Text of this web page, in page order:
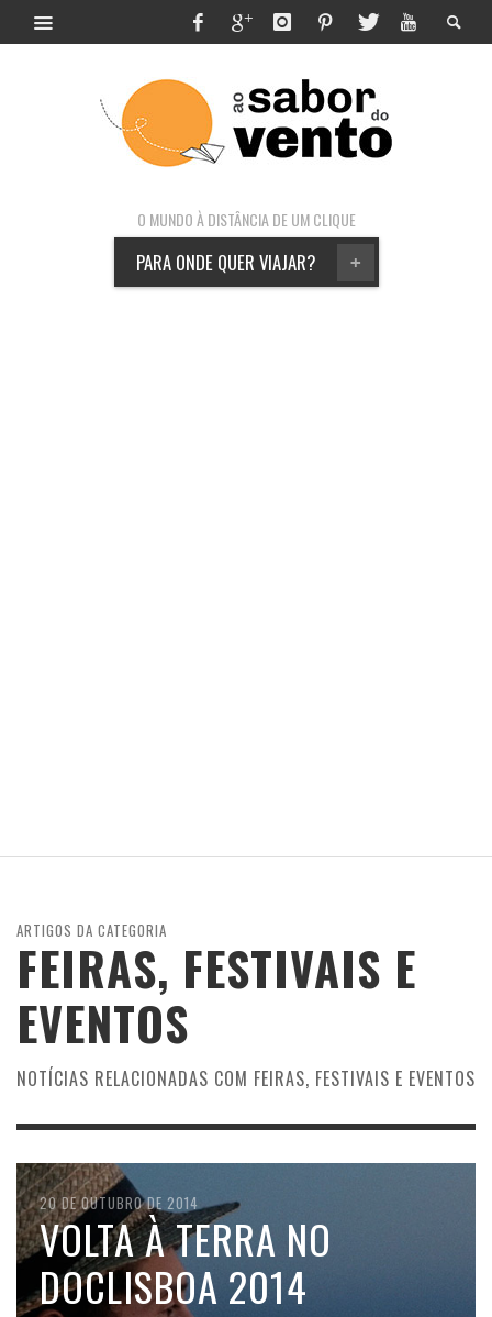
O MUNDO À DISTÂNCIA DE UM CLIQUE
+
PARA ONDE QUER VIAJAR?
ARTIGOS DA CATEGORIA
FEIRAS, FESTIVAIS E
EVENTOS
NOTÍCIAS RELACIONADAS COM FEIRAS, FESTIVAIS E EVENTOS
20 DE OUTUBRO DE 2014
VOLTA À TERRA NO
DOCLISBOA 2014